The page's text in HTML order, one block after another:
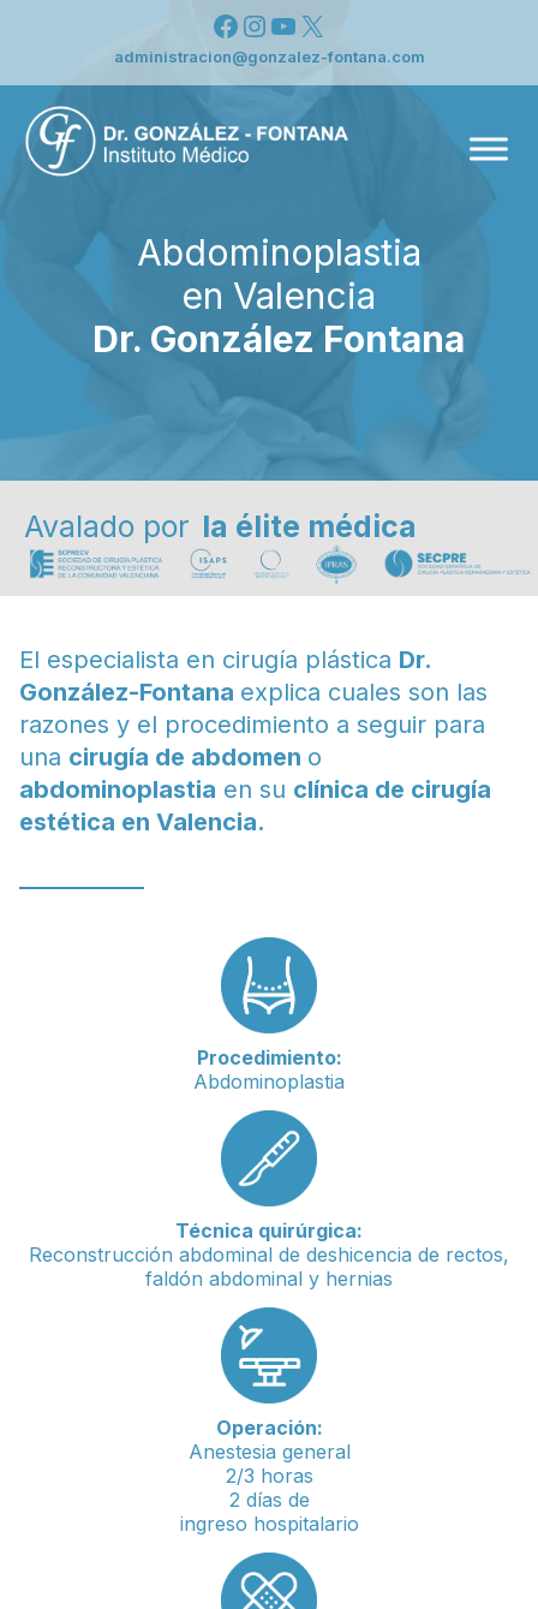
contenido
Facebook
Instagram
YouTube
X
administracion@gonzalez-fontana.com
Abdominoplastia
en Valencia
Dr. González Fontana
Avalado por la élite médica
El especialista en cirugía plástica Dr.
González-Fontana explica cuales son las
razones y el procedimiento a seguir para
una cirugía de abdomen o
abdominoplastia en su clínica de cirugía
estética en Valencia.
Procedimiento:
Abdominoplastia
Técnica quirúrgica:
Reconstrucción abdominal de deshicencia de rectos,
faldón abdominal y hernias
Operación:
Anestesia general
2/3 horas
2 días de
ingreso hospitalario